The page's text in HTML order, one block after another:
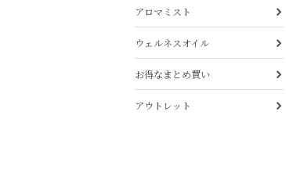
アロマミスト
ウェルネスオイル
お得なまとめ買い
アウトレット